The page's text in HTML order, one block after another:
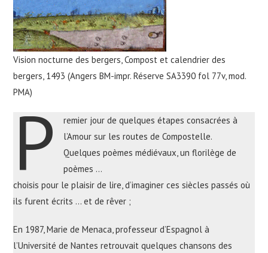
Vision nocturne des bergers, Compost et calendrier des
bergers, 1493 (Angers BM-impr. Réserve SA3390 fol 77v, mod.
PMA)
P
remier jour de quelques étapes consacrées à
l’Amour sur les routes de Compostelle.
Quelques poèmes médiévaux, un florilège de
poèmes …
choisis pour le plaisir de lire, d’imaginer ces siècles passés où
ils furent écrits … et de rêver ;
En 1987, Marie de Menaca, professeur d’Espagnol à
l’Université de Nantes retrouvait quelques chansons des